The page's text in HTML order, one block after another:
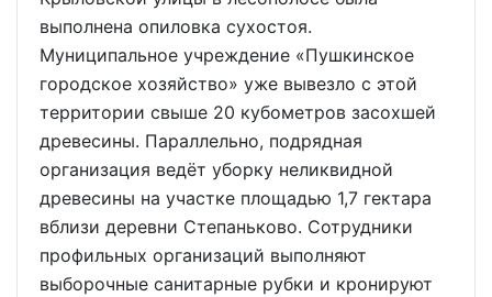
выполнена опиловка сухостоя.
Муниципальное учреждение «Пушкинское
городское хозяйство» уже вывезло с этой
территории свыше 20 кубометров засохшей
древесины. Параллельно, подрядная
организация ведёт уборку неликвидной
древесины на участке площадью 1,7 гектара
вблизи деревни Степаньково. Сотрудники
профильных организаций выполняют
выборочные санитарные рубки и кронируют